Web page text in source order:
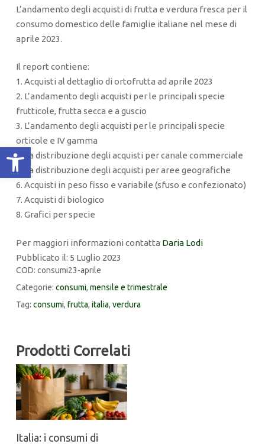
Apri la barra degli strumenti
L’andamento degli acquisti di frutta e verdura fresca per il
consumo domestico delle famiglie italiane nel mese di
aprile 2023.
Il report contiene:
1. Acquisti al dettaglio di ortofrutta ad aprile 2023
2. L’andamento degli acquisti per le principali specie
frutticole, frutta secca e a guscio
3. L’andamento degli acquisti per le principali specie
orticole e IV gamma
4. La distribuzione degli acquisti per canale commerciale
5. La distribuzione degli acquisti per aree geografiche
6. Acquisti in peso fisso e variabile (sfuso e confezionato)
7. Acquisti di biologico
8. Grafici per specie
Per maggiori informazioni contatta Daria Lodi
Pubblicato il: 5 Luglio 2023
COD: consumi23-aprile
Categorie: consumi, mensile e trimestrale
Tag: consumi, frutta, italia, verdura
Prodotti Correlati
Italia: i consumi di